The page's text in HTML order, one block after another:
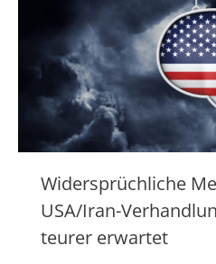
Widersprüchliche
USA/Iran-
teurer erwartet